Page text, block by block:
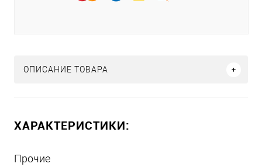
ОПИСАНИЕ ТОВАРА
ХАРАКТЕРИСТИКИ:
Прочие